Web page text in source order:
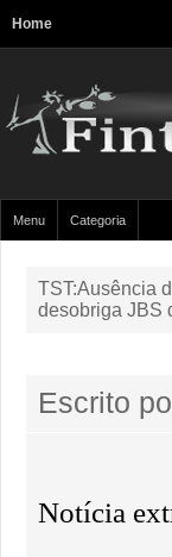
Home
Menu Categoria
TST:Ausência
desobriga JBS
Escrito
Notícia